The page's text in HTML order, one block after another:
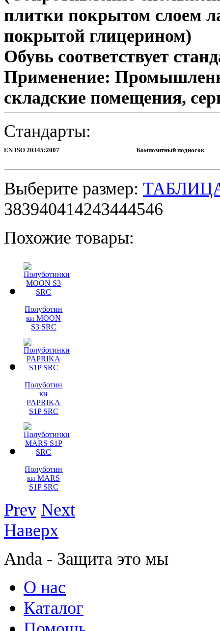
плитки покрытом слоем
покрытой глицерином)
Обувь соответствует
Применение:
складские помещения,
Стандарты:
EN ISO 20345:2007 Композитный подносок
Выберите размер:
383940414243444546
Похожие товары:
Полуботин
ки MOON
S3 SRC
Полуботин
ки
PAPRIKA
S1P SRC
Полуботин
ки MARS
S1P SRC
Prev Next
Наверх
Anda - Защита это мы
О нас
Каталог